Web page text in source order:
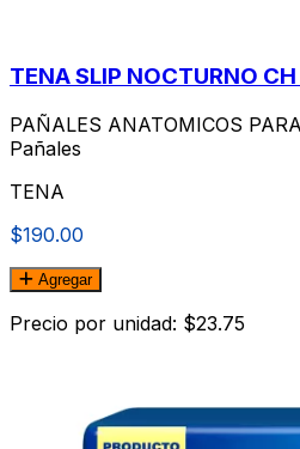
TENA SLIP NOCTURNO
PAÑALES ANATOMICOS
Pañales
TENA
$190.00
Agregar
Precio por unidad: $23.75